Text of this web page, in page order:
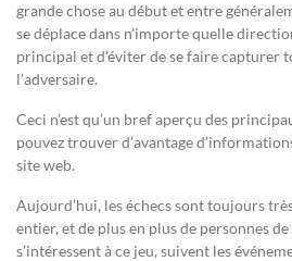
grande chose au début et entre
se déplace dans n’importe quelle
principal et d’éviter de se faire capturer
l’adversaire.
Ceci n’est qu’un bref aperçu des
pouvez trouver d’avantage
site web.
Aujourd’hui, les échecs sont toujours
entier, et de plus en plus de personnes
s’intéressent à ce jeu, suivent les